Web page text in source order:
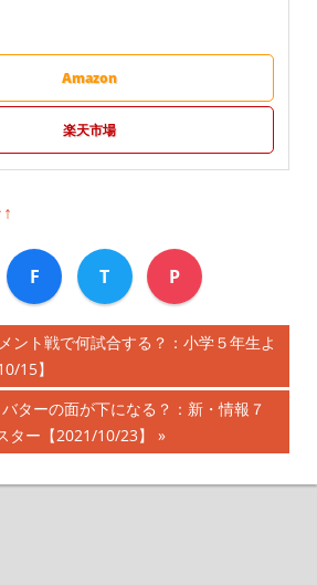
Amazon
楽天市場
F T P
ント戦で何試合する？：小学５年生よ
15】
ターの面が下になる？：新・情報７
ター【2021/10/23】